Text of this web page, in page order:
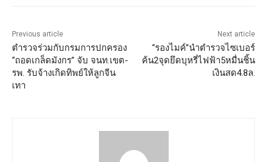
Previous article
ตำรวจร่วมกับกรมการปกครอง
“ถอดเกล็ดมังกร” จับ จนท.เขต-
รพ. รับจ้างเกิดทิพย์ให้ลูกจีน
เทา
Next article
“รองไมค์”นำตำรวจไซเบอร์
ค้น2จุดยึดบุหรี่ไฟฟ้า5หมื่นชิ้น
เงินสด4.8ล.